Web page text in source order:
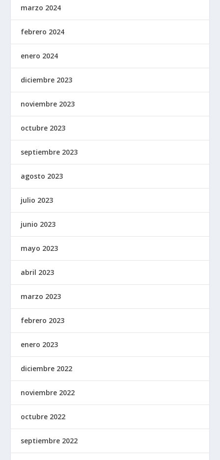
marzo 2024
febrero 2024
enero 2024
diciembre 2023
noviembre 2023
octubre 2023
septiembre 2023
agosto 2023
julio 2023
junio 2023
mayo 2023
abril 2023
marzo 2023
febrero 2023
enero 2023
diciembre 2022
noviembre 2022
octubre 2022
septiembre 2022